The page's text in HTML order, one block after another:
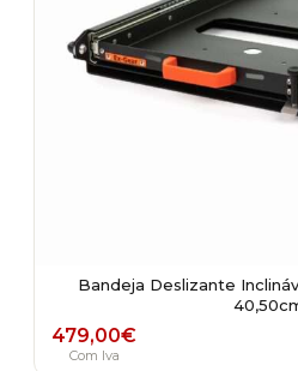
Bandeja Deslizante
479,00€
Com Iva